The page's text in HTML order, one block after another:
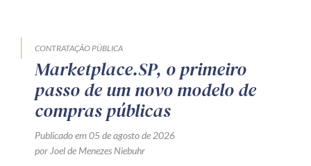
CONTRATAÇÃO PÚBLICA
Marketplace.SP, o primeiro
passo de um novo modelo de
compras públicas
Publicado em 05 de agosto de 2026
por Joel de Menezes Niebuhr